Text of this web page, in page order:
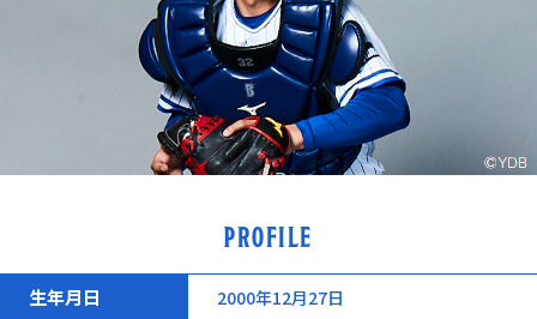
PROFILE
生年月日 2000年12月27日